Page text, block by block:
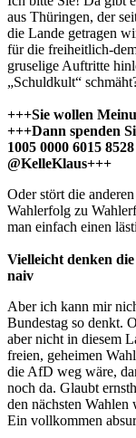
aus Thüringen, der
die Lande getragen
für die freiheitlich-
gruselige Auftritte
„Schuldkult“
+++Sie wollen
+++Dann spenden
1005 0000 6015
@KelleKlaus+++
Oder stört die
Wahlerfolg zu
man einfach einen
Vielleicht denken
naiv
Aber ich kann mir
Bundestag so denkt.
aber nicht in diesem
freien, geheimen
die AfD weg wäre,
noch da. Glaubt
den nächsten
Ein vollkommen